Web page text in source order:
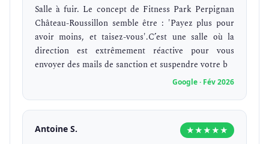
Salle à fuir. Le concept de Fitness Park Perpignan
Château-Roussillon semble être : 'Payez plus pour
avoir moins, et taisez-vous'.C’est une salle où la
direction est extrêmement réactive pour vous
envoyer des mails de sanction et suspendre votre b
Google · Fév 2026
Antoine S. ★★★★★